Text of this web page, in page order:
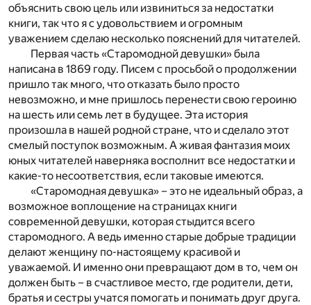
объяснить свою цель или извиниться за недостатки
книги, так что я с удовольствием и огромным
уважением сделаю несколько пояснений для читателей.
Первая часть «Старомодной девушки» была
написана в 1869 году. Писем с просьбой о продолжении
пришло так много, что отказать было просто
невозможно, и мне пришлось перенести свою героиню
на шесть или семь лет в будущее. Эта история
произошла в нашей родной стране, что и сделало этот
смелый поступок возможным. А живая фантазия моих
юных читателей наверняка восполнит все недостатки и
какие-то несоответствия, если таковые имеются.
«Старомодная девушка» – это не идеальный образ, а
возможное воплощение на страницах книги
современной девушки, которая стыдится всего
старомодного. А ведь именно старые добрые традиции
делают женщину по-настоящему красивой и
уважаемой. И именно они превращают дом в то, чем он
должен быть – в счастливое место, где родители, дети,
братья и сестры учатся помогать и понимать друг друга.